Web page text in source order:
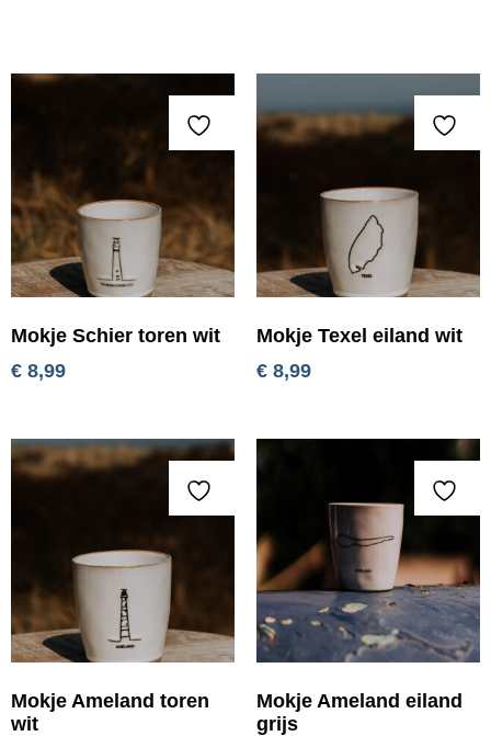
Mokje Schier toren wit
€ 8,99
Mokje Texel eiland wit
€ 8,99
Mokje Ameland toren
wit
Mokje Ameland eiland
grijs